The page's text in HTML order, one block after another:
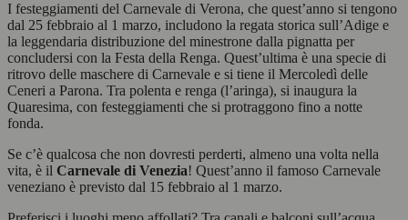
I festeggiamenti del Carnevale di Verona, che quest’anno si tengono
dal 25 febbraio al 1 marzo, includono la regata storica sull’Adige e
la leggendaria distribuzione del minestrone dalla pignatta per
concludersi con la Festa della Renga. Quest’ultima è una specie di
ritrovo delle maschere di Carnevale e si tiene il Mercoledì delle
Ceneri a Parona. Tra polenta e renga (l’aringa), si inaugura la
Quaresima, con festeggiamenti che si protraggono fino a notte
fonda.
Se c’è qualcosa che non dovresti perderti, almeno una volta nella
vita, è il Carnevale di Venezia! Quest’anno il famoso Carnevale
veneziano è previsto dal 15 febbraio al 1 marzo.